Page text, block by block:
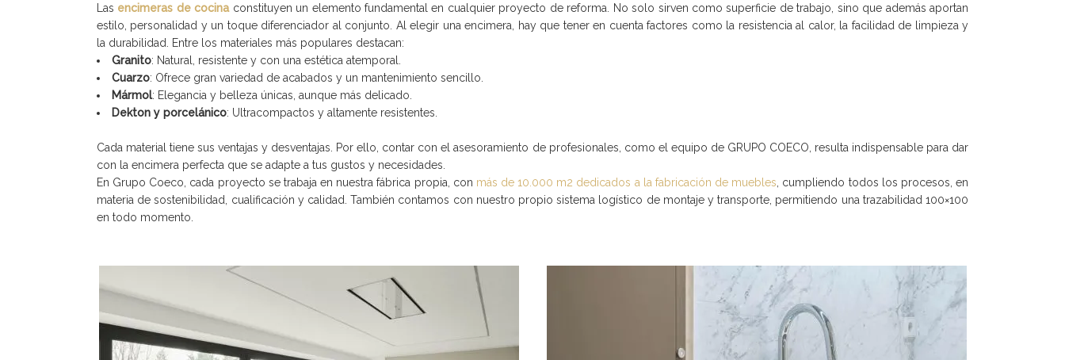
Las encimeras de cocinaconstituyen un elemento fundamental en cualquier proyecto de reforma. No solo sirven como superficie de trabajo, sino que además aportan
estilo, personalidad y un toque diferenciador al conjunto. Al elegir una encimera, hay que tener en cuenta factores como la resistencia al calor, la facilidad de limpieza y
la durabilidad. Entre los materiales más populares destacan:
Granito: Natural, resistente y con una estética atemporal.
Cuarzo: Ofrece gran variedad de acabados y un mantenimiento sencillo.
Mármol: Elegancia y belleza únicas, aunque más delicado.
Dekton y porcelánico: Ultracompactos y altamente resistentes.
Cada material tiene sus ventajas y desventajas. Por ello, contar con el asesoramiento de profesionales, como el equipo de GRUPO COECO, resulta indispensable para dar
con la encimera perfecta que se adapte a tus gustos y necesidades.
En Grupo Coeco, cada proyecto se trabaja en nuestra fábrica propia, con más de 10.000 m2 dedicados a la fabricación de muebles , cumpliendo todos los procesos, en
materia de sostenibilidad, cualificación y calidad. También contamos con nuestro propio sistema logístico de montaje y transporte, permitiendo una trazabilidad 100×100
en todo momento.